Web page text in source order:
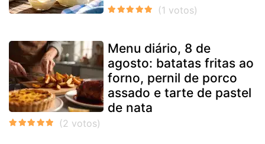
Menu diário, 8 de
agosto: batatas fritas ao
forno, pernil de porco
assado e tarte de pastel
de nata